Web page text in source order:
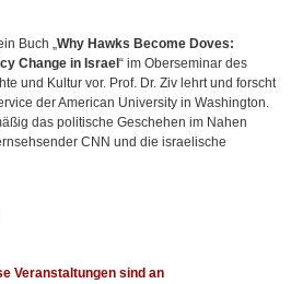
Buch „Why Hawks Become Doves:
Change in Israel “ im Oberseminar des
und Kultur vor. Prof. Dr. Ziv lehrt und forscht
der American University in Washington.
das politische Geschehen im Nahen
CNN und die israelische
Veranstaltungen sind an